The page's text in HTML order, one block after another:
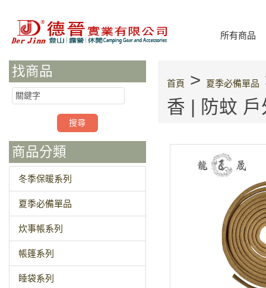
所有商品
找商品
商品分類
冬季保暖系列
夏季必備單品
炊事帳系列
帳篷系列
睡袋系列
首頁 > 夏季必備單品
香 | 防蚊